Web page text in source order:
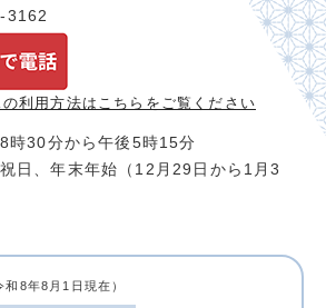
3162
利用方法は こちらをご覧ください
時30分から午後5時15分
日、年末年始（12月29日から1月3
和8年8月1日現在）